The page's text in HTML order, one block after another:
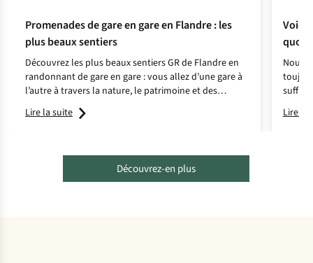
Promenades de gare en gare en Flandre : les
plus beaux sentiers
Découvrez les plus beaux sentiers GR de Flandre en
randonnant de gare en gare : vous allez d’une gare à
l’autre à travers la nature, le patrimoine et des
paysages surprenants.
Lire la suite
Voici
Nous
vous
Lire la
Découvrez-en plus